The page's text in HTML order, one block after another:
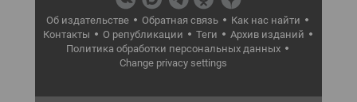
Об издательстве Обратная связь
Как нас найти
Контакты
О републикации Теги
Архив изданий
Политика обработки персональных данных
Change privacy settings